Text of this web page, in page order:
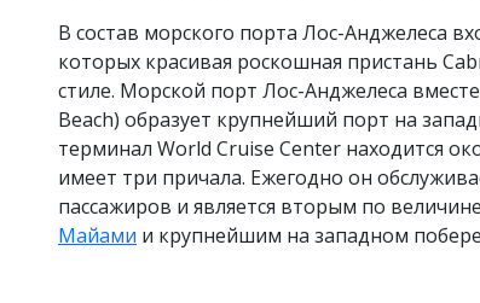
В состав морского порта Лос-Анджелеса
которых красивая роскошная пристань
стиле. Морской порт Лос-Анджелеса
Beach) образует крупнейший порт на
терминал World Cruise Center находится
имеет три причала. Ежегодно он
пассажиров и является вторым по
Майами и крупнейшим на западном